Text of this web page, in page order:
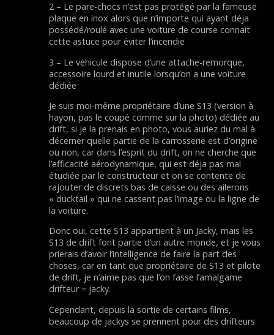
2 – Le pare-chocs n’est pas protégé par la fameuse
plaque en inox alors que n’importe qui ayant déja
possédé/roulé avec une voiture de course connait
cette astuce pour éviter l’incendie
3 – Le véhicule dispose d’une attache-remorque,
accessoire lourd et inutile lorsqu’on a une voiture
dédiée
Je suis moi-même propriétaire d’une S13 (version à
hayon, pas le coupé comme sur la photo) dédiée au
drift, si je la prenais en photo, vous auriez du mal à
décerner quelle partie de la carrosserie est d’origine
ou non, car dans l’esprit du drift, on ne cherche que
l’efficacité aérodynamique, qui est déja pas mal
étudiée par le constructeur et on se contente de
rajouter de discrets bas de caisse ou des ailerons
« ducktail » qui ne cassent pas l’image ou la ligne de
la voiture.
Donc oui, cette S13 appartient à un Jacky, mais les
S13 de drift font partie d’un autre monde, et je vous
prierais d’avoir l’intelligence de faire la part des
choses, car en tant que propriétaire de S13 et pilote
de drift, je n’aime pas que l’on fasse l’amalgame
drifteur = jacky.
Cependant, depuis la sortie de certains films,
beaucoup de jackys se prennent pour des drifteurs